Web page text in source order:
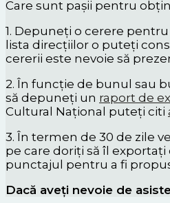
Care sunt pașii pentru
1. Depuneți o cerere
lista direcțiilor o puteți
cererii este nevoie să
2. În funcție de bunul sau
să depuneți un raport de
Cultural Național puteți citi
3. În termen de 30 de zile
pe care doriți să îl
punctajul pentru a fi
Dacă aveți nevoie de